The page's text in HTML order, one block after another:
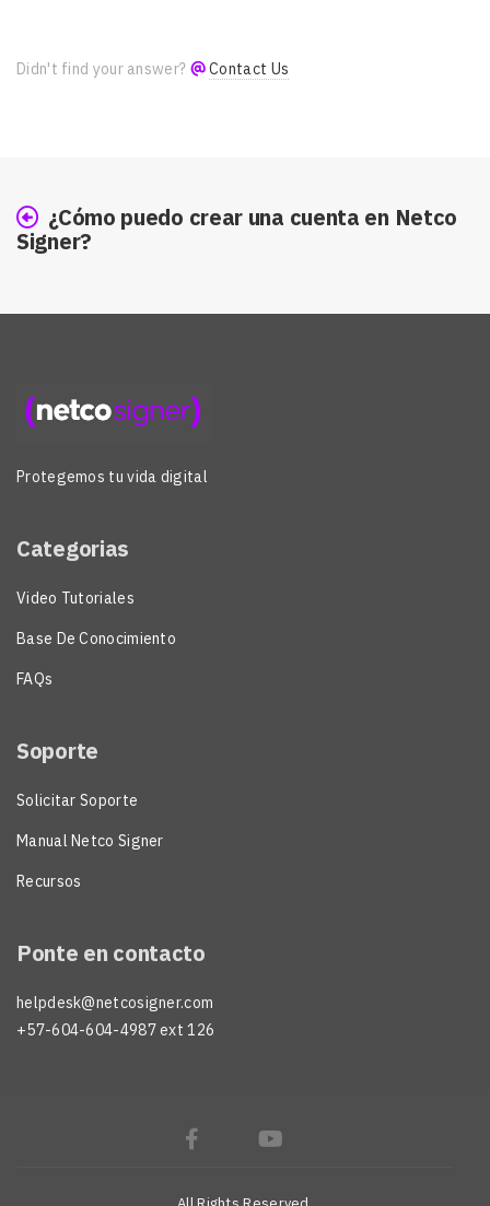
Didn't find your answer? Contact Us
¿Cómo puedo crear una cuenta en Netco
Signer?
Protegemos tu vida digital
Categorias
Video Tutoriales
Base De Conocimiento
FAQs
Soporte
Solicitar Soporte
Manual Netco Signer
Recursos
Ponte en contacto
helpdesk@netcosigner.com
+57-604-604-4987 ext 126